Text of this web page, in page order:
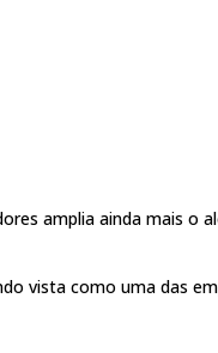
amplia ainda mais o
vista como uma das